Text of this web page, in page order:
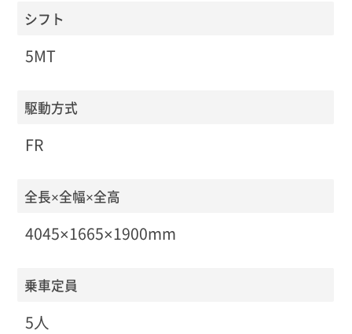
シフト
5MT
駆動方式
FR
全長×全幅×全高
4045×1665×1900mm
乗車定員
5人